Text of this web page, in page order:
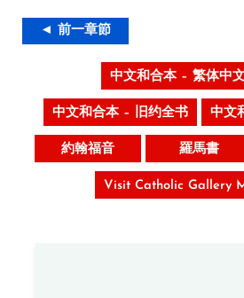
◄ 前一章節
中文和合本 – 繁体中
中文和合本 – 旧约全书 中文
約翰福音 羅馬書
Visit Catholic Gallery